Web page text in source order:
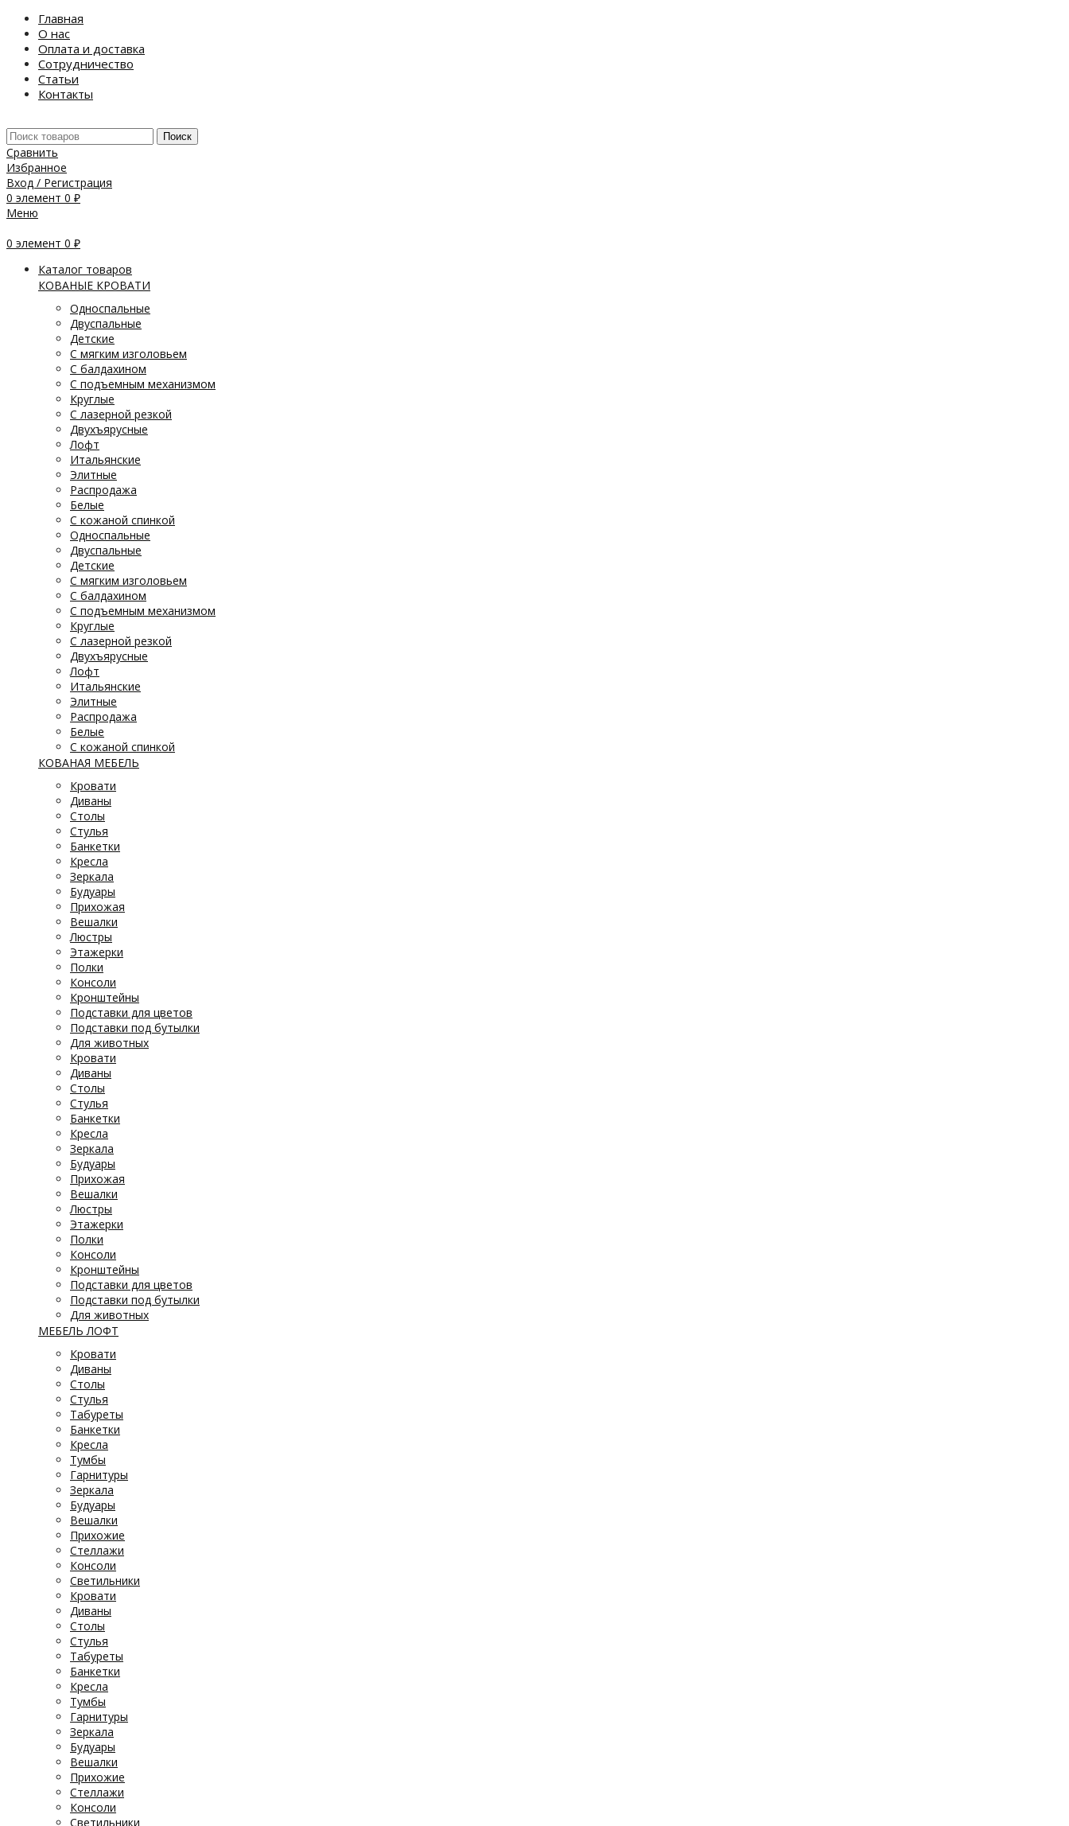
Главная
О нас
Оплата и доставка
Сотрудничество
Статьи
Контакты
Поиск
Сравнить
Избранное
Вход / Регистрация
0 элемент 0 ₽
Меню
0 элемент 0 ₽
Каталог товаров
КОВАНЫЕ КРОВАТИ
Односпальные
Двуспальные
Детские
С мягким изголовьем
С балдахином
С подъемным механизмом
Круглые
С лазерной резкой
Двухъярусные
Лофт
Итальянские
Элитные
Распродажа
Белые
С кожаной спинкой
Односпальные
Двуспальные
Детские
С мягким изголовьем
С балдахином
С подъемным механизмом
Круглые
С лазерной резкой
Двухъярусные
Лофт
Итальянские
Элитные
Распродажа
Белые
С кожаной спинкой
КОВАНАЯ МЕБЕЛЬ
Кровати
Диваны
Столы
Стулья
Банкетки
Кресла
Зеркала
Будуары
Прихожая
Вешалки
Люстры
Этажерки
Полки
Консоли
Кронштейны
Подставки для цветов
Подставки под бутылки
Для животных
Кровати
Диваны
Столы
Стулья
Банкетки
Кресла
Зеркала
Будуары
Прихожая
Вешалки
Люстры
Этажерки
Полки
Консоли
Кронштейны
Подставки для цветов
Подставки под бутылки
Для животных
МЕБЕЛЬ ЛОФТ
Кровати
Диваны
Столы
Стулья
Табуреты
Банкетки
Кресла
Тумбы
Гарнитуры
Зеркала
Будуары
Вешалки
Прихожие
Стеллажи
Консоли
Светильники
Кровати
Диваны
Столы
Стулья
Табуреты
Банкетки
Кресла
Тумбы
Гарнитуры
Зеркала
Будуары
Вешалки
Прихожие
Стеллажи
Консоли
Светильники